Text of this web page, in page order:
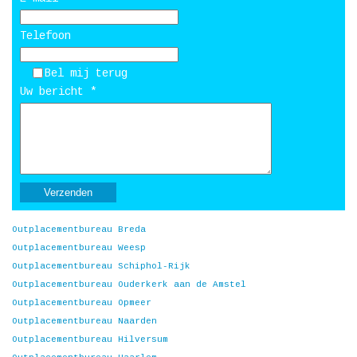
Telefoon
Bel mij terug
Uw bericht *
Outplacementbureau Breda
Outplacementbureau Weesp
Outplacementbureau Schiphol-Rijk
Outplacementbureau Ouderkerk aan de Amstel
Outplacementbureau Opmeer
Outplacementbureau Naarden
Outplacementbureau Hilversum